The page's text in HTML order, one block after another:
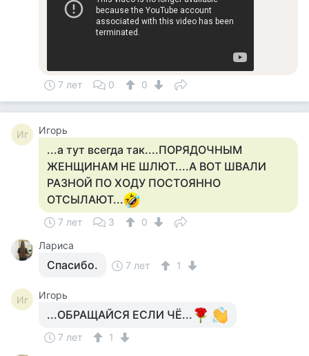
7 лет 0 0
Иг Игорь
...а тут всегда так....ПОРЯДОЧНЫМ
ЖЕНЩИНАМ НЕ ШЛЮТ....А ВОТ ШВАЛИ
РАЗНОЙ ПО ХОДУ ПОСТОЯННО
ОТСЫЛАЮТ...
7 лет 3
0
Лариса
Спасибо. 7 лет 1
Иг Игорь
...ОБРАЩАЙСЯ ЕСЛИ ЧЁ...
7 лет
1